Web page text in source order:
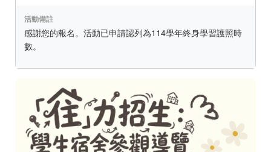
活動備註
感謝您的報名。活動已申請認列為114學年終身學習護照時
數。